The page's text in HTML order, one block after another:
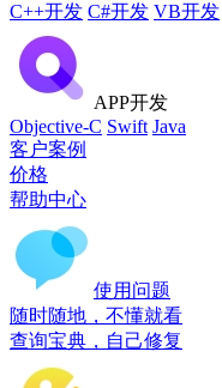
C++开发 C#开发 VB开发
APP开发
Objective-C Swift Java
客户案例
价格
帮助中心
使用问题
随时随地，不懂就看
查询宝典，自己修复